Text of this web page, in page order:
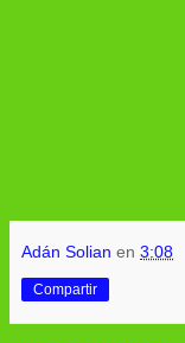
Adán Solian en 3:08
Compartir